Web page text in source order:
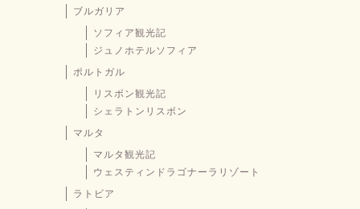
ブルガリア
ソフィア観光記
ジュノホテルソフィア
ポルトガル
リスボン観光記
シェラトンリスボン
マルタ
マルタ観光記
ウェスティンドラゴナーラリゾート
ラトビア